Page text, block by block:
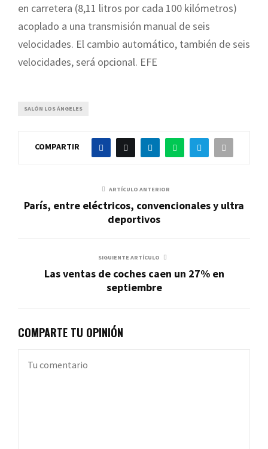
en carretera (8,11 litros por cada 100 kilómetros)
acoplado a una transmisión manual de seis
velocidades. El cambio automático, también de seis
velocidades, será opcional. EFE
SALÓN LOS ÁNGELES
COMPARTIR
ARTÍCULO ANTERIOR
París, entre eléctricos, convencionales y ultra
deportivos
SIGUIENTE ARTÍCULO
Las ventas de coches caen un 27% en
septiembre
COMPARTE TU OPINIÓN